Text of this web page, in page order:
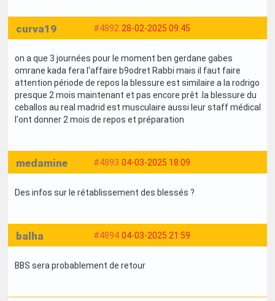
#4892 28-02-2025 09:45
curva19
on a que 3 journées pour le moment ben gerdane gabes
omrane kada fera l'affaire b9odret Rabbi mais il faut faire
attention période de repos la blessure est similaire a la rodrigo
presque 2 mois maintenant et pas encore prêt .la blessure du
ceballos au real madrid est musculaire aussi leur staff médical
l'ont donner 2 mois de repos et préparation
#4893 04-03-2025 18:09
medamine
Des infos sur le rétablissement des blessés ?
#4894 04-03-2025 21:59
balha
BBS sera probablement de retour